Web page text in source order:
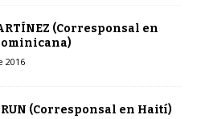
(Corresponsal en
2016
(Corresponsal en Haití)